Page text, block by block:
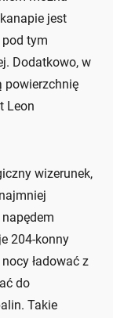
jest
tym
Dodatkowo, w
powierzchnię
Leon
wizerunek,
204-konny
ładować z
do
Takie